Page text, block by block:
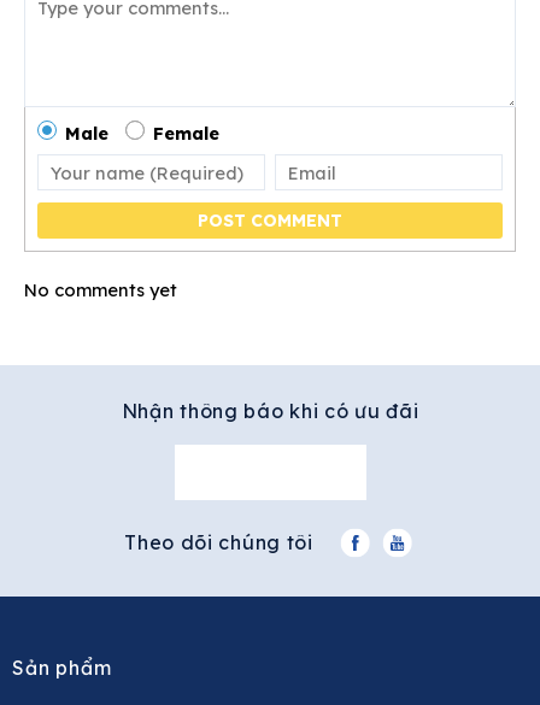
Male Female
POST COMMENT
No comments yet
Nhận thông báo khi có ưu đãi
Theo dõi chúng tôi
Sản phẩm